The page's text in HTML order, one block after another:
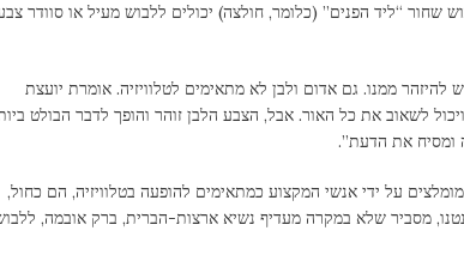
שחור “ליד הפנים” (כלומר, חולצה) יכולים ללבוש מעיל או סוודר
ממנו. גם אדום ולבן לא מתאימים לטלוויזיה. אומרת יועצת
לשאוב את כל האור. אבל, הצבע הלבן זוהר והופך לדבר הבולט
ומסיח את הדעת”.
על ידי אנשי המקצוע כמתאימים להופעה בטלוויזיה, הם כחול,
מסביר שלא במקרה מעדיף נשיא ארצות-הברית, ברק אובמה,